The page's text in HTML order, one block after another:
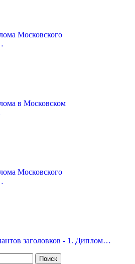
Московского
в Московском
Московского
заголовков - 1. Диплом…